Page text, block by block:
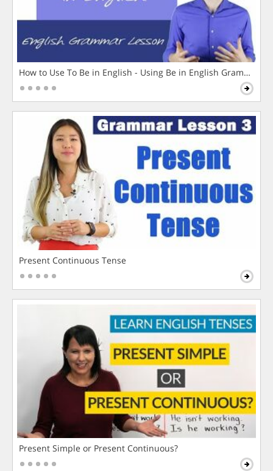
How to Use To Be in English - Using Be in English Grammar
Present Continuous Tense
Present Simple or Present Continuous?